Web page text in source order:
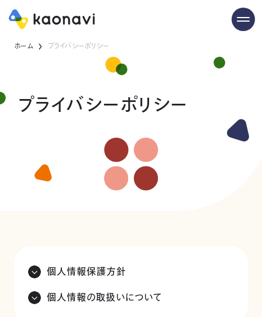
ホーム プライバシーポリシー
プライバシーポリシー
個人情報保護方針
個人情報の取扱いについて